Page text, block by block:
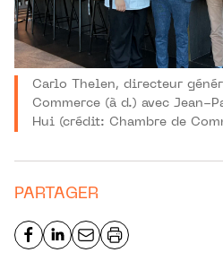
Carlo Thelen, directeur
Commerce (à d.) avec Jean-
Hui (crédit: Chambre de
PARTAGER